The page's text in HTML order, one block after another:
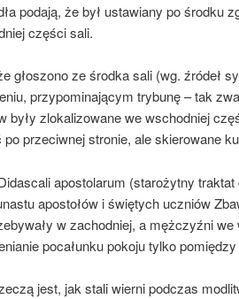
podają, że był ustawiany po środku
części sali.
głoszono ze środka sali (wg. źródeł
przypominającym trybunę – tak
były zlokalizowane we wschodniej
po przeciwnej stronie, ale skierowane
apostolarum (starożytny
apostołów i świętych uczniów
w zachodniej, a mężczyźni
pocałunku pokoju tylko
jest, jak stali wierni podczas